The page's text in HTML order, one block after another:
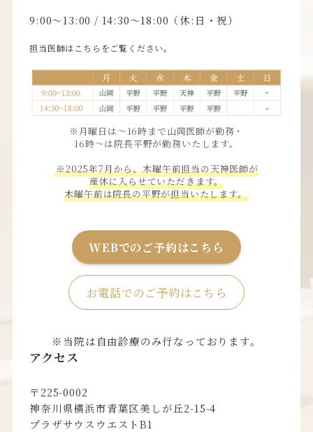
9:00〜13:00 / 14:30〜18:00（休:日・祝）
担当医師はこちらをご覧ください。
※月曜日は〜16時まで山岡医師が勤務・
16時〜は院長平野が勤務いたします。
※2025年7月から、木曜午前担当の天神医師が
産休に入らせていただきます。
木曜午前は院長の平野が担当いたします。
WEBでのご予約はこちら
お電話でのご予約はこちら
※当院は自由診療のみ行なっております。
アクセス
〒225-0002
神奈川県横浜市青葉区美しが丘2-15-4
プラザサウスウエストB1